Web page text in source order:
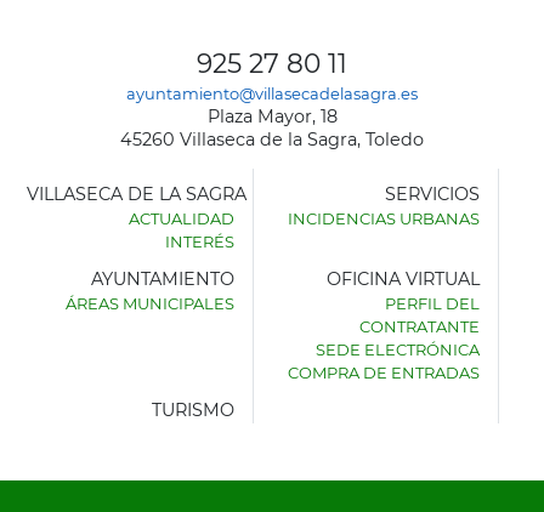
925 27 80 11
ayuntamiento@villasecadelasagra.es
Plaza Mayor, 18
45260 Villaseca de la Sagra, Toledo
AYUNTAMIENTO
VILLASECA DE LA SAGRA
ACTUALIDAD
INTERÉS
SERVICIOS
INCIDENCIAS URBANAS
AYUNTAMIENTO
ÁREAS MUNICIPALES
OFICINA VIRTUAL
PERFIL DEL
CONTRATANTE
SEDE ELECTRÓNICA
COMPRA DE ENTRADAS
TURISMO